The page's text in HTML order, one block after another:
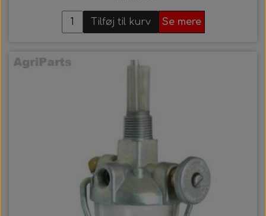
Tilføj til kurv Se mere